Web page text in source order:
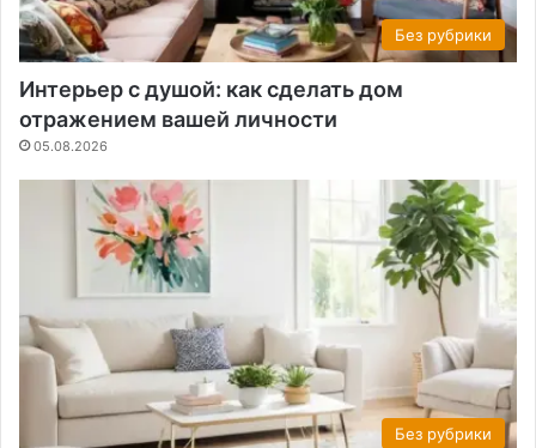
Без рубрики
Интерьер с душой: как сделать дом
отражением вашей личности
05.08.2026
Без рубрики